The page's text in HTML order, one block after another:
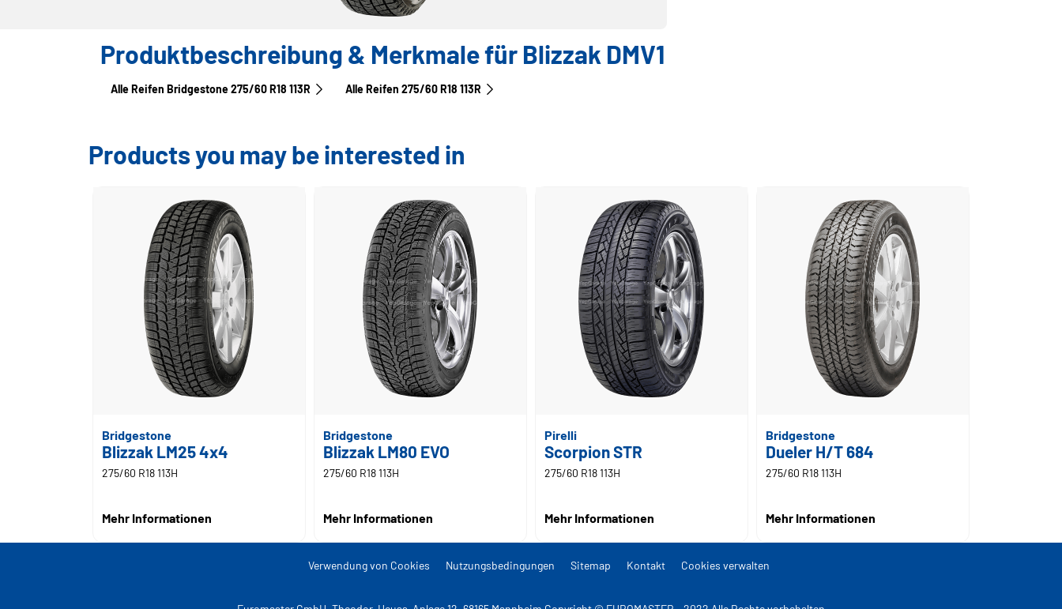
Produktbeschreibung & Merkmale für Blizzak DMV1
Alle Reifen Bridgestone 275/60 R18 113R Alle Reifen‎ 275/60 R18 113R
Products you may be interested in
Bridgestone
Blizzak LM25 4x4
275/60 R18 113H
Mehr Informationen
Bridgestone
Blizzak LM80 EVO
275/60 R18 113H
Mehr Informationen
Pirelli
Scorpion STR
275/60 R18 113H
Mehr Informationen
Bridgestone
Dueler H/T 684
275/60 R18 113H
Mehr Informationen
Verwendung von Cookies Nutzungsbedingungen Sitemap Kontakt Cookies verwalten